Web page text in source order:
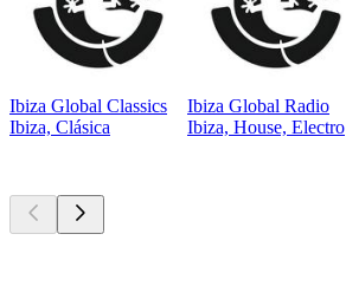
Ibiza Global Classics
Ibiza, Clásica
Ibiza Global Radio
Ibiza, House, Electro